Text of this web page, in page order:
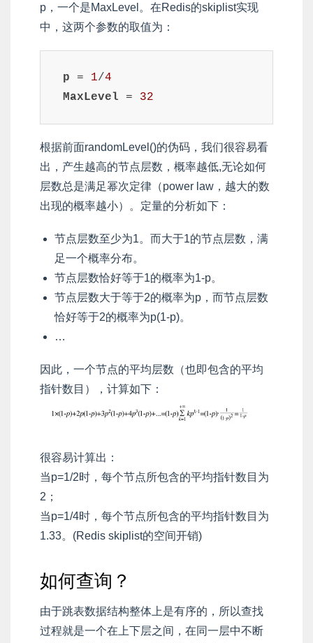
p，一个是MaxLevel。在Redis的skiplist实现
中，这两个参数的取值为：
p = 1/4
MaxLevel
= 32
根据前面randomLevel()的伪码，我们很容易看
出，产生越高的节点层数，概率越低,无论如何
层数总是满足幂次定律（power law，越大的数
出现的概率越小）。定量的分析如下：
节点层数至少为1。而大于1的节点层数，满
足一个概率分布。
节点层数恰好等于1的概率为1-p。
节点层数大于等于2的概率为p，而节点层数
恰好等于2的概率为p(1-p)。
…
因此，一个节点的平均层数（也即包含的平均
指针数目），计算如下：
很容易计算出：
当p=1/2时，每个节点所包含的平均指针数目为
2；
当p=1/4时，每个节点所包含的平均指针数目为
1.33。(Redis skiplist的空间开销)
如何查询？
由于跳表数据结构整体上是有序的，所以查找
过程就是一个在上下层之间，在同一层中不断